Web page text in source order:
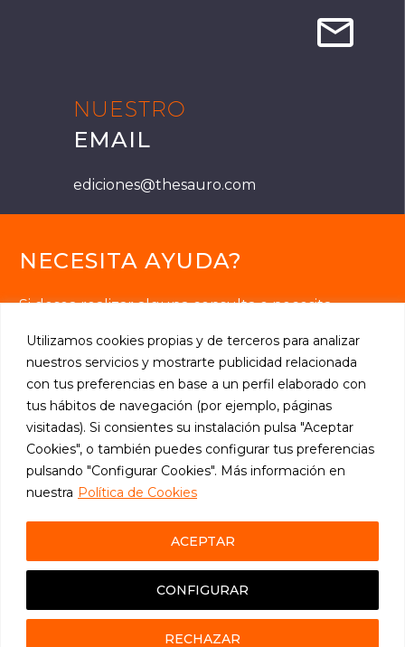
Utilizamos cookies propias y de terceros para analizar
nuestros servicios y mostrarte publicidad relacionada
con tus preferencias en base a un perfil elaborado con
tus hábitos de navegación (por ejemplo, páginas
visitadas). Si consientes su instalación pulsa "Aceptar
Cookies", o también puedes configurar tus preferencias
pulsando "Configurar Cookies". Más información en
nuestra Política de Cookies
CONFIGURAR
RECHAZAR
ACEPTAR


NUESTRO
EMAIL
ediciones@thesauro.com
NECESITA AYUDA?
Si desea realizar alguna consulta o necesita
contacte con nosotros.
 SOLICITE INFORMACIÓN
2024 © Thesauro Ediciones, S.L.
AVISO LEGAL–POLÍTICA PRIVACIDAD–POLÍTICA